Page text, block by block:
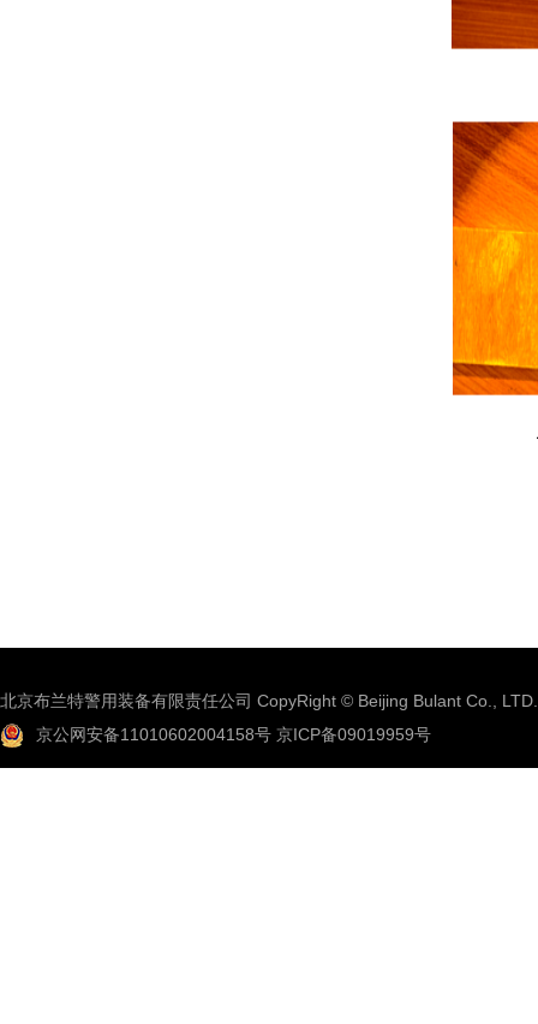
北京布兰特警用装备有限责任公司 CopyRight © Beijing Bulant Co., LTD.
京公网安备11010602004158号 京ICP备09019959号